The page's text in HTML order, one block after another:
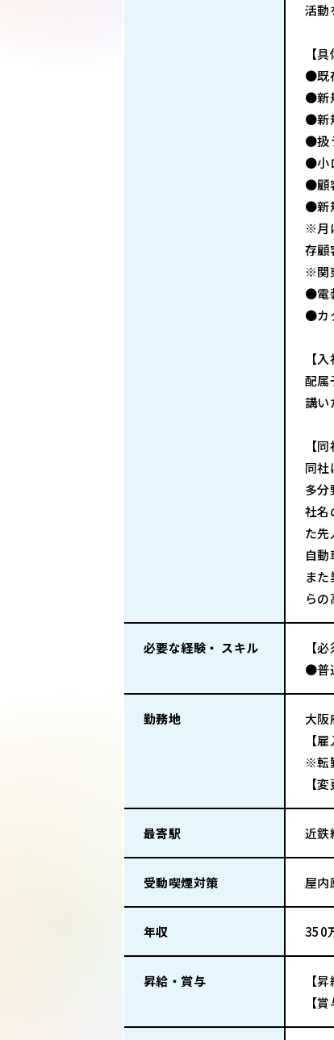
活動
【
●既
●新
●新
●扱
●小
●顧
●新
※月
存顧
※関
●電
●カ
【
配属
講い
【
同社
多分
社名
た先
自
ま
らの
必要な経験・ スキル
【
●普
勤務地
大阪
【
※転
【
最寄駅 近鉄
受動喫煙対策 屋内
年収 350
昇給・賞与
【
【